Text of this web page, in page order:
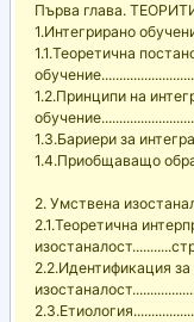
Първа глава.
1.Интегрирано
1.1.Теоретична
1.2.Принципи на
1.3.Бариери за
1.4.Приобщаващо
2. Умствена
2.1.Теоретична
2.2.Идентификация